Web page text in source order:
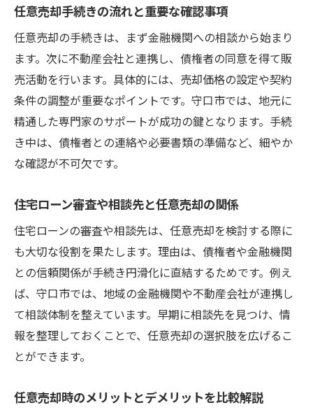
任意売却手続きの流れと重要な確認事項
任意売却の手続きは、まず金融機関への相談から始まり
ます。次に不動産会社と連携し、債権者の同意を得て販
売活動を行います。具体的には、売却価格の設定や契約
条件の調整が重要なポイントです。守口市では、地元に
精通した専門家のサポートが成功の鍵となります。手続
き中は、債権者との連絡や必要書類の準備など、細やか
な確認が不可欠です。
住宅ローン審査や相談先と任意売却の関係
住宅ローンの審査や相談先は、任意売却を検討する際に
も大切な役割を果たします。理由は、債権者や金融機関
との信頼関係が手続き円滑化に直結するためです。例え
ば、守口市では、地域の金融機関や不動産会社が連携し
て相談体制を整えています。早期に相談先を見つけ、情
報を整理しておくことで、任意売却の選択肢を広げるこ
とができます。
任意売却時のメリットとデメリットを比較解説